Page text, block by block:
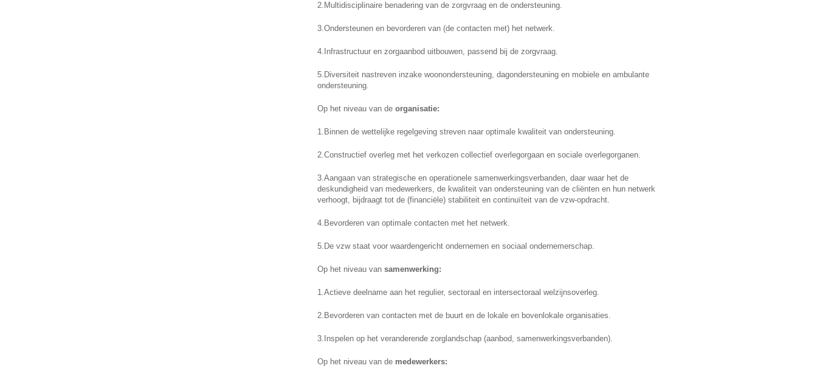
2.Multidisciplinaire benadering van de zorgvraag en de ondersteuning.
3.Ondersteunen en bevorderen van (de contacten met) het netwerk.
4.Infrastructuur en zorgaanbod uitbouwen, passend bij de zorgvraag.
5.Diversiteit nastreven inzake woonondersteuning, dagondersteuning en mobiele en ambulante
ondersteuning.
Op het niveau van de organisatie:
1.Binnen de wettelijke regelgeving streven naar optimale kwaliteit van ondersteuning.
2.Constructief overleg met het verkozen collectief overlegorgaan en sociale overlegorganen.
3.Aangaan van strategische en operationele samenwerkingsverbanden, daar waar het de
deskundigheid van medewerkers, de kwaliteit van ondersteuning van de cliënten en hun netwerk
verhoogt, bijdraagt tot de (financiële) stabiliteit en continuïteit van de vzw-opdracht.
4.Bevorderen van optimale contacten met het netwerk.
5.De vzw staat voor waardengericht ondernemen en sociaal ondernemerschap.
Op het niveau van samenwerking:
1.Actieve deelname aan het regulier, sectoraal en intersectoraal welzijnsoverleg.
2.Bevorderen van contacten met de buurt en de lokale en bovenlokale organisaties.
3.Inspelen op het veranderende zorglandschap (aanbod, samenwerkingsverbanden).
Op het niveau van de medewerkers: